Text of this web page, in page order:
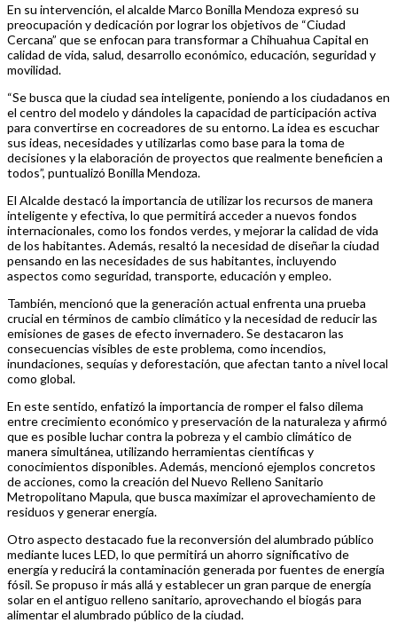
En su intervención, el alcalde Marco Bonilla Mendoza expresó su
preocupación y dedicación por lograr los objetivos de “Ciudad
Cercana” que se enfocan para transformar a Chihuahua Capital en
calidad de vida, salud, desarrollo económico, educación, seguridad y
movilidad.
“Se busca que la ciudad sea inteligente, poniendo a los ciudadanos en
el centro del modelo y dándoles la capacidad de participación activa
para convertirse en cocreadores de su entorno. La idea es escuchar
sus ideas, necesidades y utilizarlas como base para la toma de
decisiones y la elaboración de proyectos que realmente beneficien a
todos”, puntualizó Bonilla Mendoza.
El Alcalde destacó la importancia de utilizar los recursos de manera
inteligente y efectiva, lo que permitirá acceder a nuevos fondos
internacionales, como los fondos verdes, y mejorar la calidad de vida
de los habitantes. Además, resaltó la necesidad de diseñar la ciudad
pensando en las necesidades de sus habitantes, incluyendo
aspectos como seguridad, transporte, educación y empleo.
También, mencionó que la generación actual enfrenta una prueba
crucial en términos de cambio climático y la necesidad de reducir las
emisiones de gases de efecto invernadero. Se destacaron las
consecuencias visibles de este problema, como incendios,
inundaciones, sequías y deforestación, que afectan tanto a nivel local
como global.
En este sentido, enfatizó la importancia de romper el falso dilema
entre crecimiento económico y preservación de la naturaleza y afirmó
que es posible luchar contra la pobreza y el cambio climático de
manera simultánea, utilizando herramientas científicas y
conocimientos disponibles. Además, mencionó ejemplos concretos
de acciones, como la creación del Nuevo Relleno Sanitario
Metropolitano Mapula, que busca maximizar el aprovechamiento de
residuos y generar energía.
Otro aspecto destacado fue la reconversión del alumbrado público
mediante luces LED, lo que permitirá un ahorro significativo de
energía y reducirá la contaminación generada por fuentes de energía
fósil. Se propuso ir más allá y establecer un gran parque de energía
solar en el antiguo relleno sanitario, aprovechando el biogás para
alimentar el alumbrado público de la ciudad.